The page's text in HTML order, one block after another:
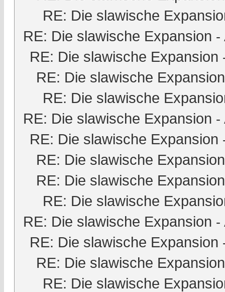
RE: Die slawische
RE: Die slawische Expansion -
RE: Die slawische Expansion
RE: Die slawische Expansion
RE: Die slawische
RE: Die slawische Expansion -
RE: Die slawische Expansion
RE: Die slawische Expansion
RE: Die slawische Expansion
RE: Die slawische
RE: Die slawische Expansion -
RE: Die slawische Expansion
RE: Die slawische Expansion
RE: Die slawische